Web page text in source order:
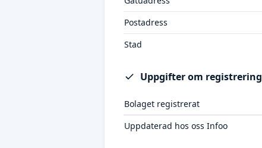
Postadress
Stad
Uppgifter om registrering
Bolaget registrerat
Uppdaterad hos oss Infoo